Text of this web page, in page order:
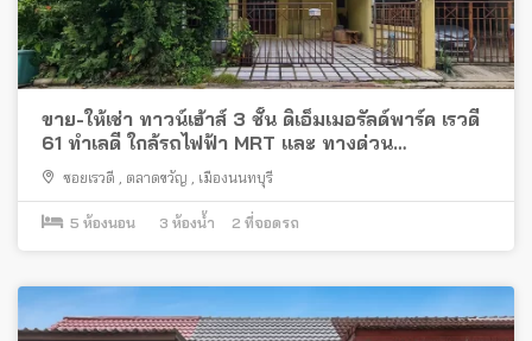
ขาย-ให้เช่า ทาวน์เฮ้าส์ 3 ชั้น ดิเอ็มเมอรัลด์พาร์ค เรวดี
61 ทำเลดี ใกล้รถไฟฟ้า MRT และ ทางด่วน
งามวงศ์วาน
ซอยเรวดี ตลาดขวัญ เมืองนนทบุรี
5 ห้องนอน 3 ห้องน้ำ 2 ที่จอดรถ